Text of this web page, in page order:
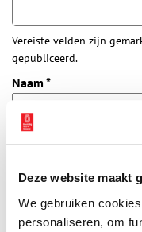
Deze website maakt
We gebruiken
personaliseren, om
Vereiste velden zijn
gepubliceerd.
Naam *
E-mail*
Vink dit aan als u op